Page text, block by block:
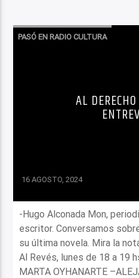
PASÓ EN RADIO CULTURA
AL
16 AGOSTO, 2024
-Hugo Alconada Mon,
escritor. Conversamos
su última novela. Mira la
Al Revés, lunes de 18 a 19
MARTA OYHANARTE